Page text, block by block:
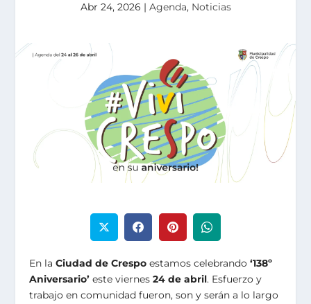
Abr 24, 2026 | Agenda, Noticias
En laCiudad de Crespoestamos celebrando‘138º
Aniversario’ este viernes24 de abril. Esfuerzo y
trabajo en comunidad fueron, son y serán a lo largo